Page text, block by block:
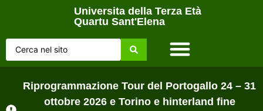
Universita della Terza Età
Quartu Sant'Elena
Riprogrammazione Tour del Portogallo 24 – 31
ottobre 2026 e Torino e hinterland fine